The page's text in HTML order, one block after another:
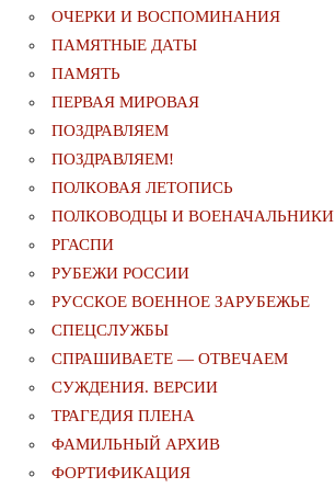
ОЧЕРКИ И ВОСПОМИНАНИЯ
ПАМЯТНЫЕ ДАТЫ
ПАМЯТЬ
ПЕРВАЯ МИРОВАЯ
ПОЗДРАВЛЯЕМ
ПОЗДРАВЛЯЕМ!
ПОЛКОВАЯ ЛЕТОПИСЬ
ПОЛКОВОДЦЫ И ВОЕНАЧАЛЬНИКИ
РГАСПИ
РУБЕЖИ РОССИИ
РУССКОЕ ВОЕННОЕ ЗАРУБЕЖЬЕ
СПЕЦСЛУЖБЫ
СПРАШИВАЕТЕ — ОТВЕЧАЕМ
СУЖДЕНИЯ. ВЕРСИИ
ТРАГЕДИЯ ПЛЕНА
ФАМИЛЬНЫЙ АРХИВ
ФОРТИФИКАЦИЯ